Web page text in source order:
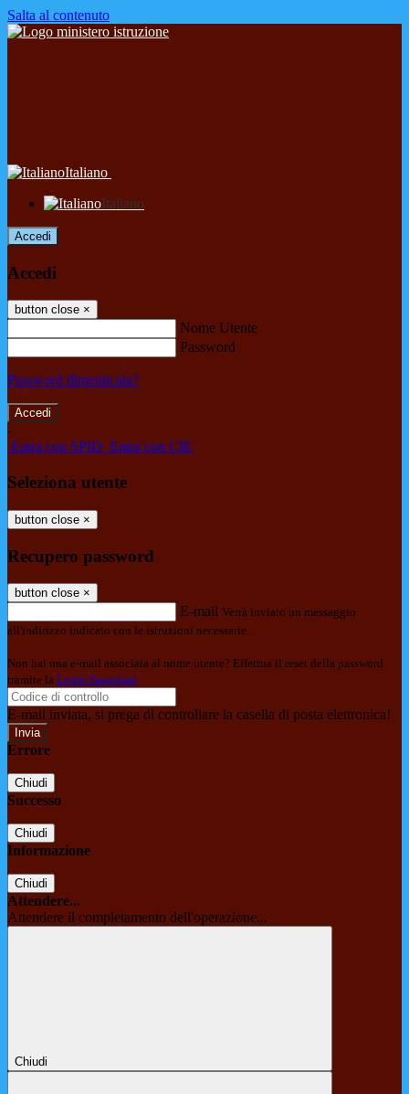
Salta al contenuto
Italiano
Italiano
Accedi
Accedi
button close ×
Nome Utente
Password
Password dimenticata?
-
Entra con SPID Entra con CIE
Seleziona utente
button close ×
Recupero password
button close ×
E-mail Verrà inviato un messaggio
all'indirizzo indicato con le istruzioni necessarie.
Non hai una e-mail associata al nome utente? Effettua il reset della password
tramite la Login Spaggiari
E-mail inviata, si prega di controllare la casella di posta elettronica!
Errore
Chiudi
Successo
Chiudi
Informazione
Chiudi
Attendere...
Attendere il completamento dell'operazione...
Chiudi